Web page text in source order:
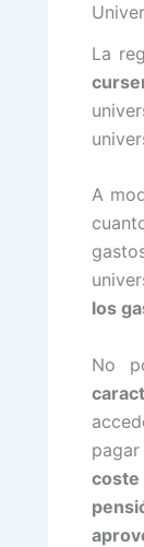
La
A
los
No